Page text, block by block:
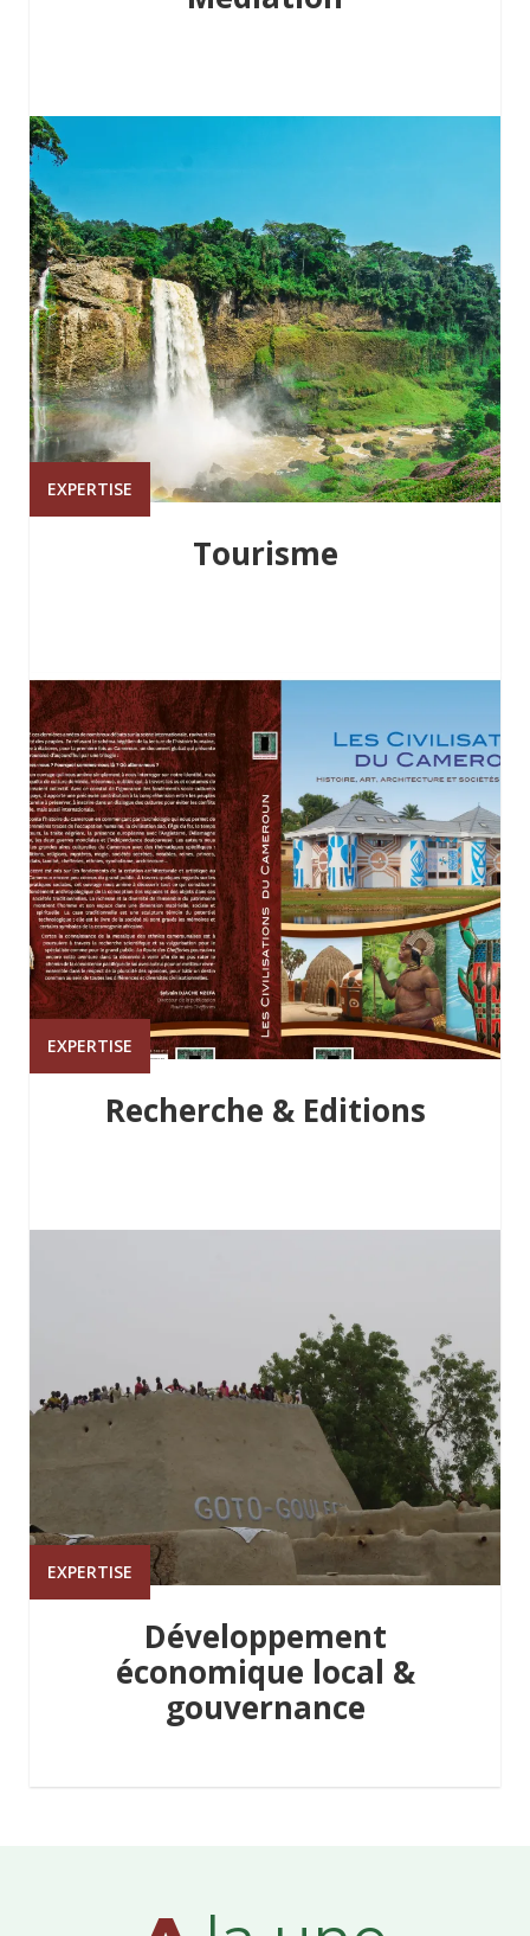
EXPERTISE
Tourisme
EXPERTISE
Recherche & Editions
EXPERTISE
Développement
économique local &
gouvernance